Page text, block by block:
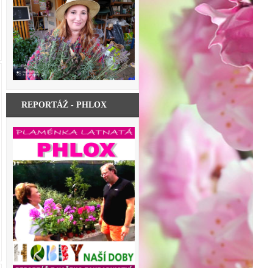
REPORTÁŽ - PHLOX